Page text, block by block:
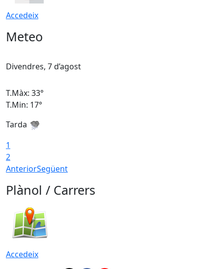
Accedeix
Meteo
Divendres, 7 d’agost
T.Màx: 33°
T.Min: 17°
Tarda
1
2
AnteriorSegüent
Plànol / Carrers
Accedeix